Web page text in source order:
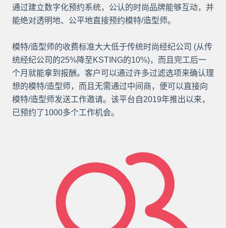
通过建立数字化预约系统，公认的时尚品牌能够互动，并
能绝对透明地、公平地直接预约模特/造型师。
模特/造型师的收费标准大大低于传统时尚经纪公司 (从传
统经纪公司的25%降至KSTING的10%)，而且完工后一
个月就能拿到报酬。客户可以通过许多过滤选项来确认理
想的模特/造型师，而且无需通过中间商，便可以直接向
模特/造型师发送工作邀请。该平台自2019年推出以来，
已预约了1000多个工作机会。